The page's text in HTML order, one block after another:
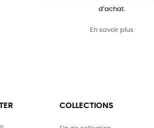
d’achat.
En savoir plus
COLLECTIONS